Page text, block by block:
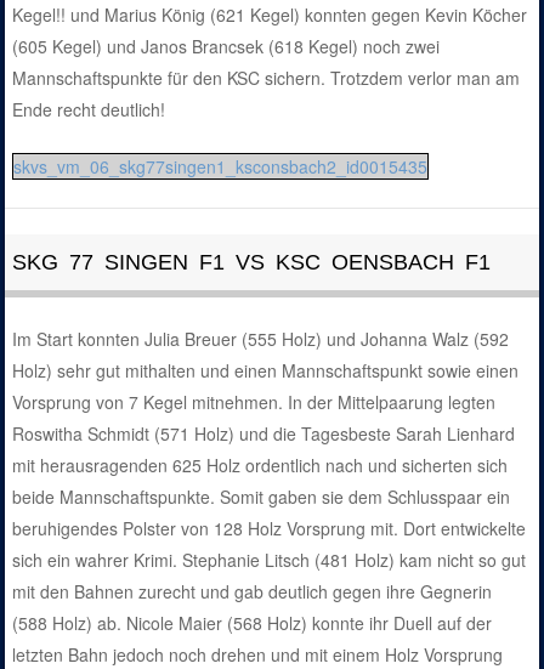
Kegel!! und Marius König (621 Kegel) konnten gegen Kevin Köcher
(605 Kegel) und Janos Brancsek (618 Kegel) noch zwei
Mannschaftspunkte für den KSC sichern. Trotzdem verlor man am
Ende recht deutlich!
skvs_vm_06_skg77singen1_ksconsbach2_id0015435
SKG 77 SINGEN F1 VS KSC OENSBACH F1
Im Start konnten Julia Breuer (555 Holz) und Johanna Walz (592
Holz) sehr gut mithalten und einen Mannschaftspunkt sowie einen
Vorsprung von 7 Kegel mitnehmen. In der Mittelpaarung legten
Roswitha Schmidt (571 Holz) und die Tagesbeste Sarah Lienhard
mit herausragenden 625 Holz ordentlich nach und sicherten sich
beide Mannschaftspunkte. Somit gaben sie dem Schlusspaar ein
beruhigendes Polster von 128 Holz Vorsprung mit. Dort entwickelte
sich ein wahrer Krimi. Stephanie Litsch (481 Holz) kam nicht so gut
mit den Bahnen zurecht und gab deutlich gegen ihre Gegnerin
(588 Holz) ab. Nicole Maier (568 Holz) konnte ihr Duell auf der
letzten Bahn jedoch noch drehen und mit einem Holz Vorsprung